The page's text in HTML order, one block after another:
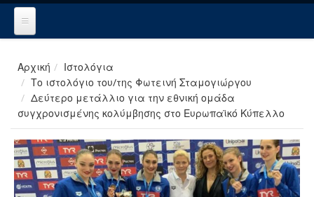
Αρχική
Ιστολόγια
Το ιστολόγιο του/της Φωτεινή Σταμογιώργου
Δεύτερο μετάλλιο για την εθνική ομάδα
συγχρονισμένης κολύμβησης στο Ευρωπαϊκό Κύπελλο